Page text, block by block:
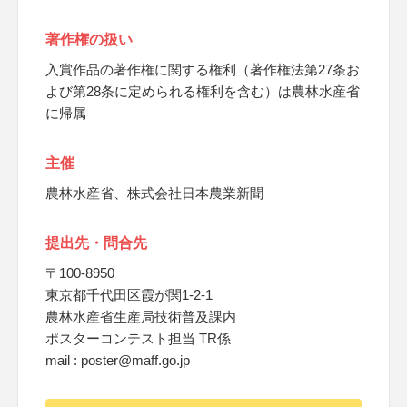
著作権の扱い
入賞作品の著作権に関する権利（著作権法第27条お
よび第28条に定められる権利を含む）は農林水産省
に帰属
主催
農林水産省、株式会社日本農業新聞
提出先・問合先
〒100-8950
東京都千代田区霞が関1-2-1
農林水産省生産局技術普及課内
ポスターコンテスト担当 TR係
mail : poster@maff.go.jp